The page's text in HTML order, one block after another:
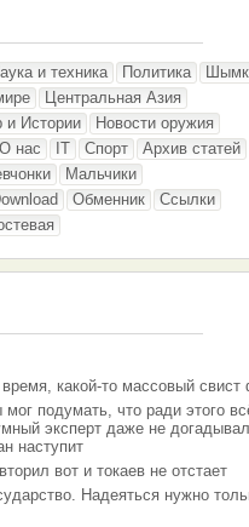
и техника Политика
Центральная Азия
Истории
Новости оружия
О нас IT Спорт
Архив статей
Мальчики
Обменник
Ссылки
какой-то массовый свист
подумать, что ради этого
эксперт даже не
наступит
вот и токаев не отстает
Надеяться нужно